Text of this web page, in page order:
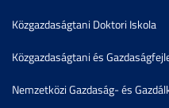
Közgazdaságtani Doktori Iskola
Közgazdaságtani és
Nemzetközi Gazdaság- és